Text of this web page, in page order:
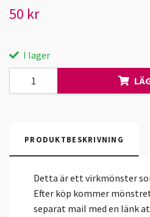
50 kr
I lager
PRODUKTBESKRIVNING
Detta är ett virkmönster
Efter köp kommer
separat mail med en länk